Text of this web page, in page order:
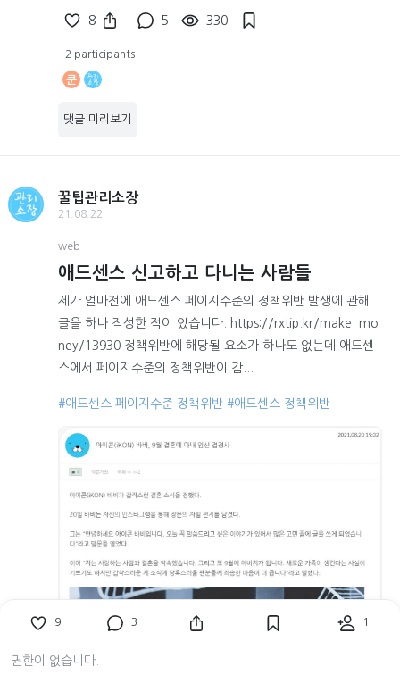
9 3 1
권한이 없습니다.
8 5 330
2 participants
쿤
댓글 미리보기
꿀팁관리소장
21.08.22
web
애드센스 신고하고 다니는 사람들
제가 얼마전에 애드센스 페이지수준의 정책위반 발생에 관해
글을 하나 작성한 적이 있습니다. https://rxtip.kr/make_mo
ney/13930 정책위반에 해당될 요소가 하나도 없는데 애드센
스에서 페이지수준의 정책위반이 감...
#애드센스 페이지수준 정책위반 #애드센스 정책위반